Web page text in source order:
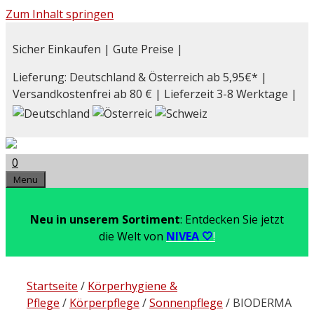
Zum Inhalt springen
Sicher Einkaufen | Gute Preise |
Lieferung: Deutschland & Österreich ab 5,95€* |
Versandkostenfrei ab 80 € | Lieferzeit 3-8 Werktage |
0
Menu
Neu in unserem Sortiment: Entdecken Sie jetzt
die Welt von NIVEA 🤍!
Startseite / Körperhygiene &
Pflege / Körperpflege /Sonnenpflege / BIODERMA